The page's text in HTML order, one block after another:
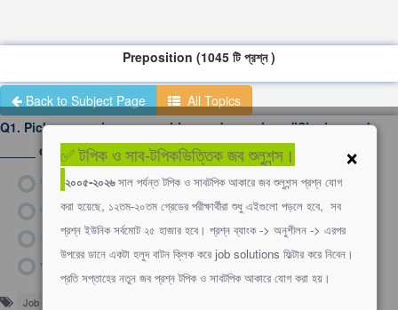
Preposition (1045 টি প্রশ্ন )
Back to Subject Page
All Topics
Q1. Pick appropriate preposition and complete- "She is good
_____ cooking."
ক)
in
খ)
with
গ)
at
ঘ)
Job Solutions
×
✅ টপিক ও সাব-টপিকভিত্তিক জব শুলুশন্স।
২০০৫-২০২৬সাল পর্যন্ত টপিক ও সাবটপিক আকারে জব শুলুশন্স প্রশ্ন যোগ
করা হয়েছে, ১২তম-২০তম গ্রেডের পরীক্ষার্থীরা শুধু এইগুলো পড়লে হবে, সব
প্রশ্ন ইউনিক সর্বমোট ২৫ হাজার হবে। প্রশ্ন ব্যাংক -> অনুশীলন -> এরপর
উপরের ডানে একটা হলুদ বাটন ক্লিক করে job solutions ফিল্টার করে নিবেন।
প্রতি সপ্তাহের নতুন জব প্রশ্ন টপিক ও সাবটপিক আকারে যোগ করা হয়।